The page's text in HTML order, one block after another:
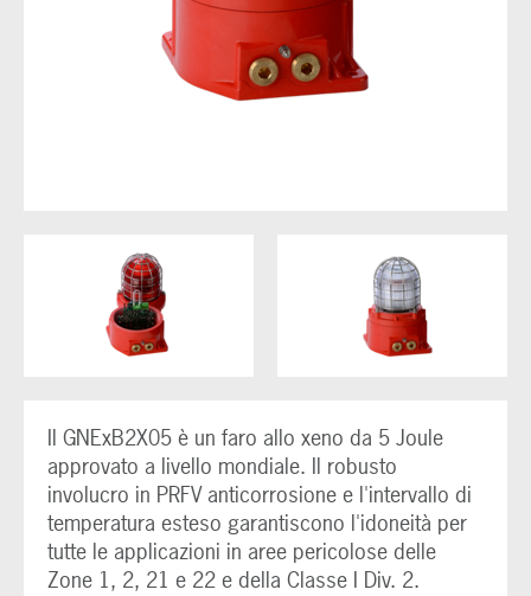
Il GNExB2X05 è un faro allo xeno da 5 Joule
approvato a livello mondiale. Il robusto
involucro in PRFV anticorrosione e l'intervallo di
temperatura esteso garantiscono l'idoneità per
tutte le applicazioni in aree pericolose delle
Zone 1, 2, 21 e 22 e della Classe I Div. 2.